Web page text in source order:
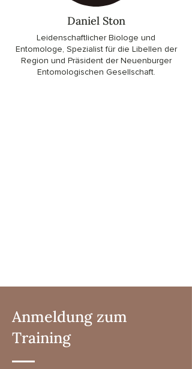
Daniel Ston
Leidenschaftlicher Biologe und
Entomologe, Spezialist für die Libellen der
Region und Präsident der Neuenburger
Entomologischen Gesellschaft.
Anmeldung zum
Training